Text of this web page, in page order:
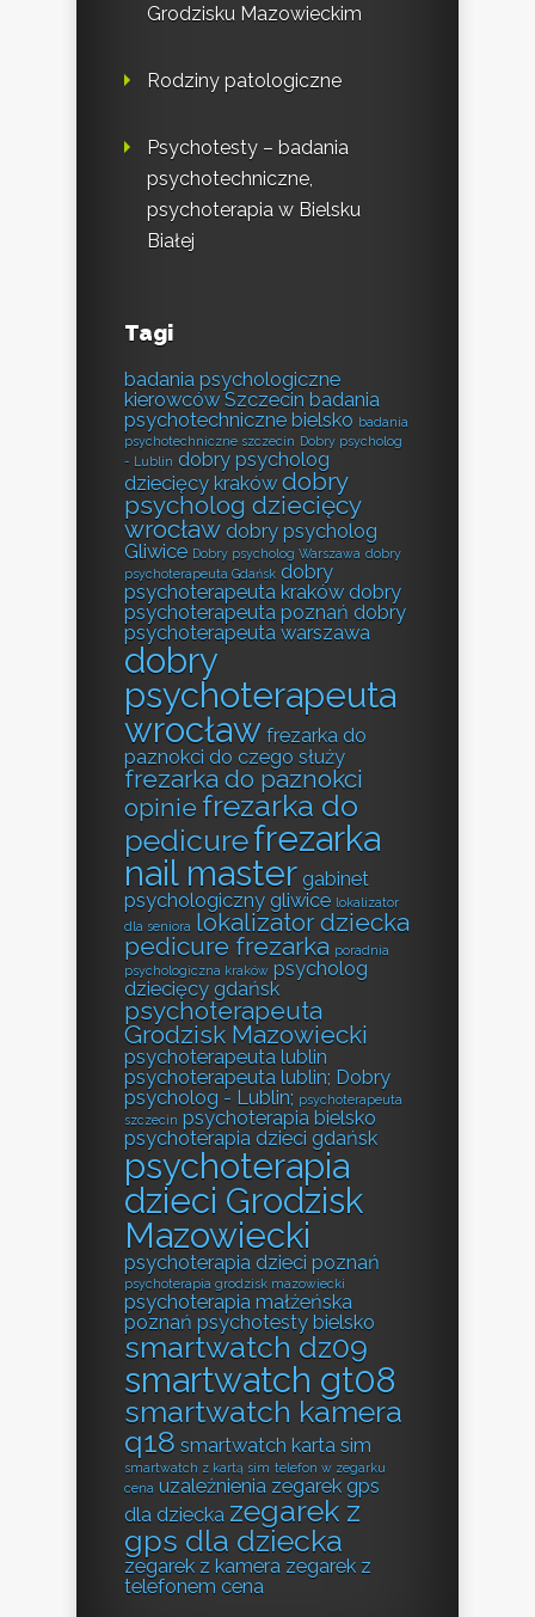
Grodzisku Mazowieckim
Rodziny patologiczne
Psychotesty – badania
psychotechniczne,
psychoterapia w Bielsku
Białej
Tagi
badania psychologiczne
kierowców Szczecin badania
psychotechniczne bielsko badania
psychotechniczne szczecin Dobry psycholog
- Lublin dobry psycholog
dziecięcy kraków dobry
psycholog dziecięcy
wrocław dobry psycholog
Gliwice Dobry psycholog Warszawa dobry
psychoterapeuta Gdańsk dobry
psychoterapeuta kraków dobry
psychoterapeuta poznań dobry
psychoterapeuta warszawa
dobry
psychoterapeuta
wrocław frezarka do
paznokci do czego służy
frezarka do paznokci
opinie frezarka do
pedicurefrezarka
nail master gabinet
psychologiczny gliwice lokalizator
dla seniora lokalizator dziecka
pedicure frezarka poradnia
psychologiczna kraków psycholog
dziecięcy gdańsk
psychoterapeuta
Grodzisk Mazowiecki
psychoterapeuta lublin
psychoterapeuta lublin; Dobry
psycholog - Lublin; psychoterapeuta
szczecin psychoterapia bielsko
psychoterapia dzieci gdańsk
psychoterapia
dzieci Grodzisk
Mazowiecki
psychoterapia dzieci poznań
psychoterapia grodzisk mazowiecki
psychoterapia małżeńska
poznań psychotesty bielsko
smartwatch dz09
smartwatch gt08
smartwatch kamera
q18 smartwatch karta sim
smartwatch z kartą sim telefon w zegarku
cena uzależnienia zegarek gps
dla dziecka zegarek z
gps dla dziecka
zegarek z kamera zegarek z
telefonem cena